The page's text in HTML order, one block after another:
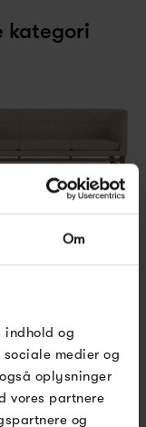
Om
indhold og
medier og
oplysninger
vores partnere
og
kategori
Mayor AJ5
Valnød